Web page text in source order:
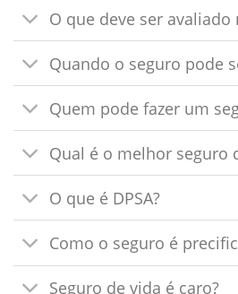
O que deve ser avaliado
Quando o seguro pode
Quem pode fazer um
Qual é o melhor seguro
O que é DPSA?
Como o seguro é
Seguro de vida é caro?